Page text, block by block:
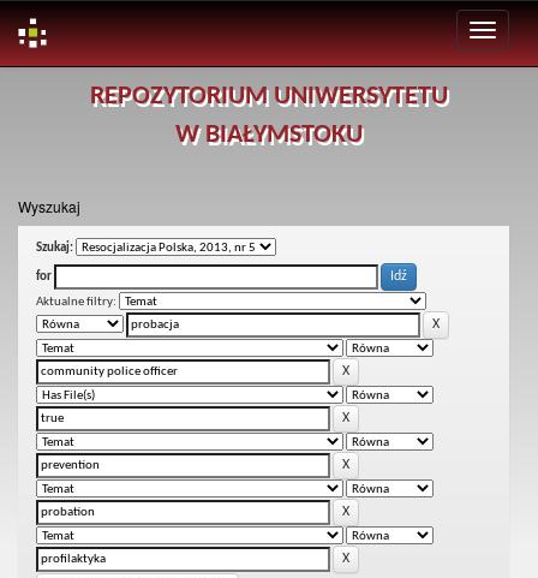
REPOZYTORIUM UNIWERSYTETU
W BIAŁYMSTOKU
Wyszukaj
Szukaj:
for
Aktualne filtry: